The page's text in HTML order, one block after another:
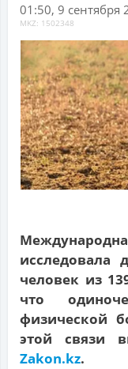
01:50, 9 сентября
MKZ: 1502348
исследовала
человек из
что
физической
этой связи
Zakon.kz.